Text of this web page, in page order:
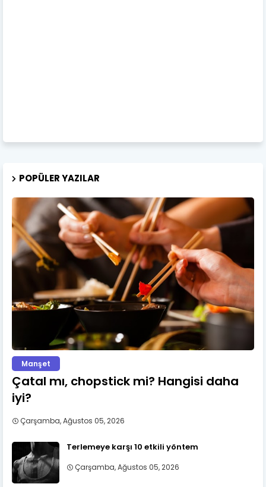
POPÜLER YAZILAR
Manşet
Çatal mı, chopstick mi? Hangisi daha
iyi?
Çarşamba, Ağustos 05, 2026
Terlemeye karşı 10 etkili yöntem
Çarşamba, Ağustos 05, 2026